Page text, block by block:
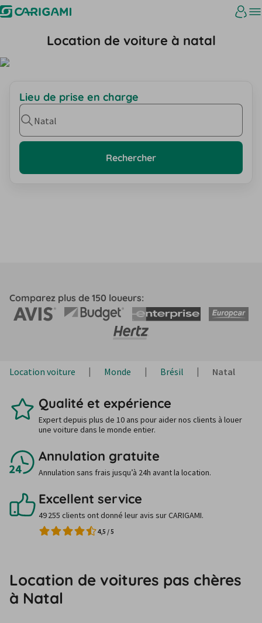
Location de voiture à natal
Lieu de prise en charge
Natal
Rechercher
Comparez plus de 150 loueurs:
Location voiture Monde Brésil Natal
Qualité et expérience
Expert depuis plus de 10 ans pour aider nos clients à louer
une voiture dans le monde entier.
Annulation gratuite
Annulation sans frais jusqu’à 24h avant la location.
Excellent service
49 255 clients ont donné leur avis sur CARIGAMI.
4,5 /5
Location de voitures pas chères
à Natal